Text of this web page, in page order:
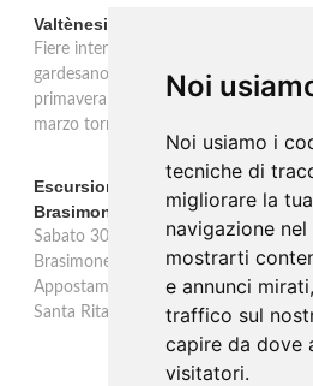
Noi
Noi usiamo i
tecniche di
migliorare la
navigazione
mostrarti
e annunci
traffico sul
capire da dove
visitatori.
Valtènesi: una primavera di eventi
Fiere internazionali, eventi sul
gardesano. Il Consorzio Valtènesi
primavera 2026 sulla sponda
marzo torna La Prima del Valtènesi
Escursione con appostamento ai
Brasimone: caccia fotografica
Sabato 30 agosto escursione speciale
Brasimone dalle 17 alle 23 per
Appostamento al crepuscolo nel
Santa Rita al Brasimone,